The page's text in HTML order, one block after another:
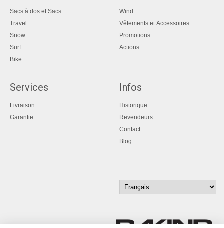
Sacs à dos et Sacs
Travel
Snow
Surf
Bike
Wind
Vêtements et Accessoires
Promotions
Actions
Services
Livraison
Garantie
Infos
Historique
Revendeurs
Contact
Blog